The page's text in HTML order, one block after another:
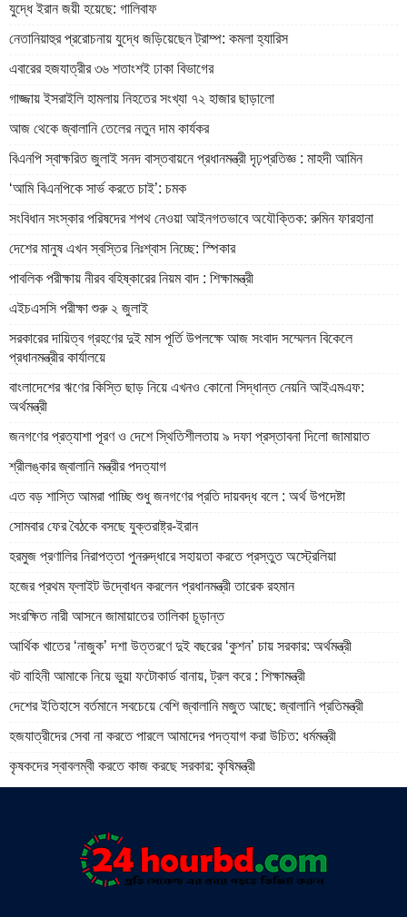
যুদ্ধে ইরান জয়ী হয়েছে: গালিবাফ
নেতানিয়াহুর প্ররোচনায় যুদ্ধে জড়িয়েছেন ট্রাম্প: কমলা হ্যারিস
এবারের হজযাত্রীর ৩৬ শতাংশই ঢাকা বিভাগের
গাজ্জায় ইসরাইলি হামলায় নিহতের সংখ্যা ৭২ হাজার ছাড়ালো
আজ থেকে জ্বালানি তেলের নতুন দাম কার্যকর
বিএনপি স্বাক্ষরিত জুলাই সনদ বাস্তবায়নে প্রধানমন্ত্রী দৃঢ়প্রতিজ্ঞ : মাহদী আমিন
‘আমি বিএনপিকে সার্ভ করতে চাই’: চমক
সংবিধান সংস্কার পরিষদের শপথ নেওয়া আইনগতভাবে অযৌক্তিক: রুমিন ফারহানা
দেশের মানুষ এখন স্বস্তির নিঃশ্বাস নিচ্ছে: স্পিকার
পাবলিক পরীক্ষায় নীরব বহিষ্কারের নিয়ম বাদ : শিক্ষামন্ত্রী
এইচএসসি পরীক্ষা শুরু ২ জুলাই
সরকারের দায়িত্ব গ্রহণের দুই মাস পূর্তি উপলক্ষে আজ সংবাদ সম্মেলন বিকেলে
প্রধানমন্ত্রীর কার্যালয়ে
বাংলাদেশের ঋণের কিস্তি ছাড় নিয়ে এখনও কোনো সিদ্ধান্ত নেয়নি আইএমএফ:
অর্থমন্ত্রী
জনগণের প্রত্যাশা পূরণ ও দেশে স্থিতিশীলতায় ৯ দফা প্রস্তাবনা দিলো জামায়াত
শ্রীলঙ্কার জ্বালানি মন্ত্রীর পদত্যাগ
এত বড় শাস্তি আমরা পাচ্ছি শুধু জনগণের প্রতি দায়বদ্ধ বলে : অর্থ উপদেষ্টা
সোমবার ফের বৈঠকে বসছে যুক্তরাষ্ট্র-ইরান
হরমুজ প্রণালির নিরাপত্তা পুনরুদ্ধারে সহায়তা করতে প্রস্তুত অস্ট্রেলিয়া
হজের প্রথম ফ্লাইট উদ্বোধন করলেন প্রধানমন্ত্রী তারেক রহমান
সংরক্ষিত নারী আসনে জামায়াতের তালিকা চূড়ান্ত
আর্থিক খাতের ‘নাজুক’ দশা উত্তরণে দুই বছরের ‘কুশন’ চায় সরকার: অর্থমন্ত্রী
বট বাহিনী আমাকে নিয়ে ভুয়া ফটোকার্ড বানায়, ট্রল করে : শিক্ষামন্ত্রী
দেশের ইতিহাসে বর্তমানে সবচেয়ে বেশি জ্বালানি মজুত আছে: জ্বালানি প্রতিমন্ত্রী
হজযাত্রীদের সেবা না করতে পারলে আমাদের পদত্যাগ করা উচিত: ধর্মমন্ত্রী
কৃষকদের স্বাবলম্বী করতে কাজ করছে সরকার: কৃষিমন্ত্রী